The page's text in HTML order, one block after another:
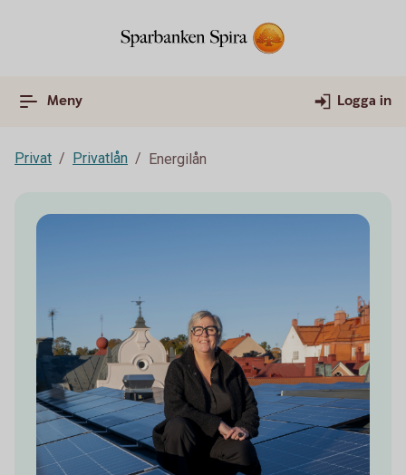
Meny Logga in
Privat Privatlån Energilån